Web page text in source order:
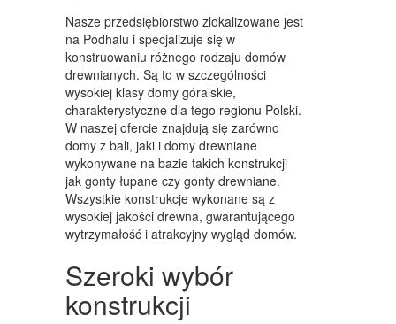
MEBLE
WYPOSAŻENIE WNĘTRZ
WYPOSAŻENIE ŁAZIENKI
ODZIEŻ
SPORT
ELEKTRONIKA, RTV, AGD
ART. DLA ZWIERZĄT
OGRÓD, ROŚLINY
CHEMIA
Nasze przedsiębiorstwo zlokalizowane jest
na Podhalu i specjalizuje się w
konstruowaniu różnego rodzaju domów
drewnianych. Są to w szczególności
wysokiej klasy domy góralskie,
charakterystyczne dla tego regionu Polski.
W naszej ofercie znajdują się zarówno
domy z bali, jaki i domy drewniane
wykonywane na bazie takich konstrukcji
jak gonty łupane czy gonty drewniane.
Wszystkie konstrukcje wykonane są z
wysokiej jakości drewna, gwarantującego
wytrzymałość i atrakcyjny wygląd domów.
Szeroki wybór
konstrukcji